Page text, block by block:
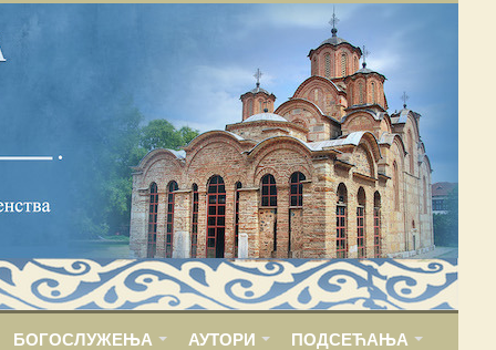
БОГОСЛУЖЕЊА АУТОРИ ПОДСЕЋАЊА